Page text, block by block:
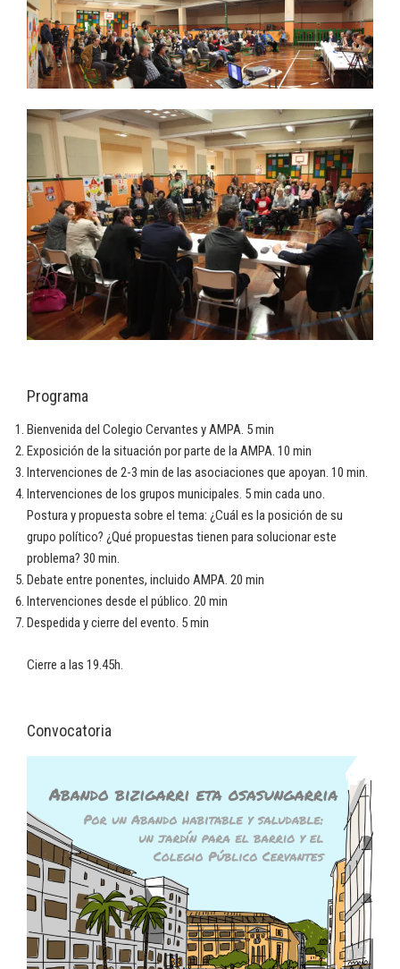
Programa
Bienvenida del Colegio Cervantes y AMPA. 5 min
Exposición de la situación por parte de la AMPA. 10 min
Intervenciones de 2-3 min de las asociaciones que apoyan. 10 min.
Intervenciones de los grupos municipales. 5 min cada uno.
Postura y propuesta sobre el tema: ¿Cuál es la posición de su
grupo político? ¿Qué propuestas tienen para solucionar este
problema? 30 min.
Debate entre ponentes, incluido AMPA. 20 min
Intervenciones desde el público. 20 min
Despedida y cierre del evento. 5 min
Cierre a las 19.45h.
Convocatoria